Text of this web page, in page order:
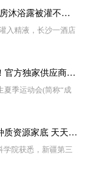
世界实时：酒店回应“客房沐浴露被灌不明液体”：初步检测非精液，近期将出报告
入精液，长沙一酒店
成都大运会倒计时30天！官方独家供应商蓝月亮为国际赛事洁净护航
夏季运动会(简称“成
新疆：彻底摸清农作物种质资源家底 天天热门
学院获悉，新疆第三